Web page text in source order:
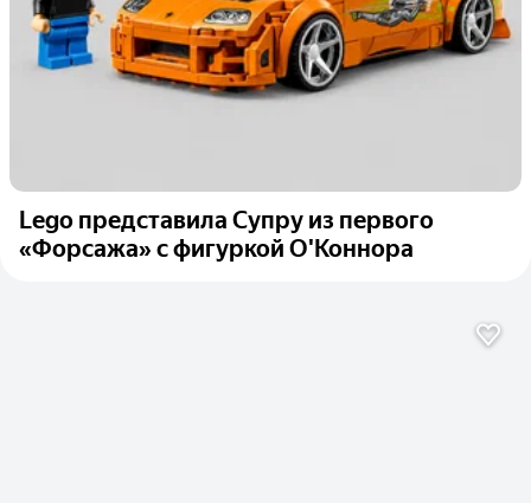
Lego представила Супру из первого
«Форсажа» с фигуркой О'Коннора